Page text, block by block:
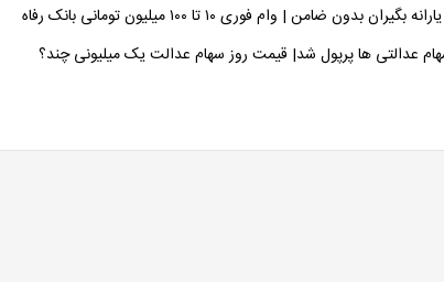
بدون ضامن | وام فوری ۱۰ تا ۱۰۰ میلیون تومانی بانک رفاه
عدالتی ها پرپول شد| قیمت روز سهام عدالت یک میلیونی چند؟